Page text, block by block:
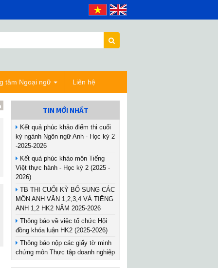
tâm Ngoại ngữ Liên hệ
TIN MỚI NHẤT
Kết quả phúc khảo điểm thi cuối
kỳ ngành Ngôn ngữ Anh - Học kỳ 2
-2025-2026
Kết quả phúc khảo môn Tiếng
Việt thực hành - Học kỳ 2 (2025 -
2026)
TB THI CUỐI KỲ BỔ SUNG CÁC
MÔN ANH VĂN 1,2,3,4 VÀ TIẾNG
ANH 1,2 HK2 NĂM 2025-2026
Thông báo về việc tổ chức Hội
đồng khóa luận HK2 (2025-2026)
Thông báo nộp các giấy tờ minh
chứng môn Thực tập doanh nghiệp